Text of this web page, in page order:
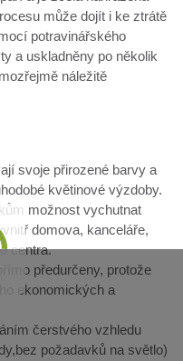
může dojít i ke ztrátě
potravinářského
a uskladněny po několik
náležitě
svoje přirozené barvy a
květinové výzdoby.
možnost vychutnat
domova, kanceláře,
centra.
předurčeny, protože
ekonomických a
čerstvého vzhledu
požadavků na světlo)